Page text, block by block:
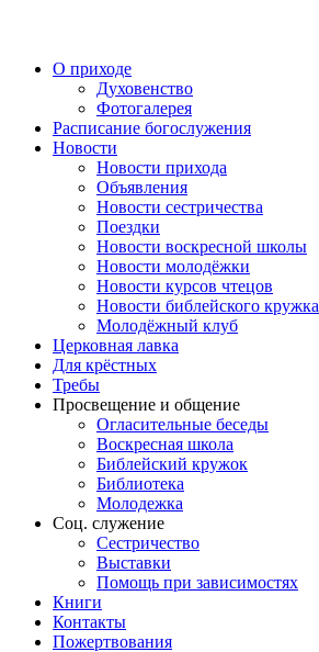
О приходе
Духовенство
Фотогалерея
Расписание богослужения
Новости
Новости прихода
Объявления
Новости сестричества
Поездки
Новости воскресной школы
Новости молодёжки
Новости курсов чтецов
Новости библейского кружка
Молодёжный клуб
Церковная лавка
Для крёстных
Требы
Просвещение и общение
Огласительные беседы
Воскресная школа
Библейский кружок
Библиотека
Молодежка
Соц. служение
Сестричество
Выставки
Помощь при зависимостях
Книги
Контакты
Пожертвования